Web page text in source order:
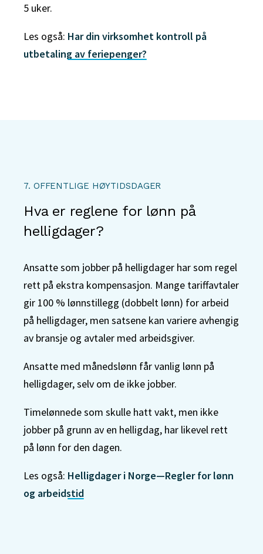
5 uker.
Les også: Har din virksomhet kontroll på
utbetaling av feriepenger?
7. OFFENTLIGE HØYTIDSDAGER
Hva er reglene for lønn på
helligdager?
Ansatte som jobber på helligdager har som regel
rett på ekstra kompensasjon. Mange tariffavtaler
gir 100 % lønnstillegg (dobbelt lønn) for arbeid
på helligdager, men satsene kan variere avhengig
av bransje og avtaler med arbeidsgiver.
Ansatte med månedslønn får vanlig lønn på
helligdager, selv om de ikke jobber.
Timelønnede som skulle hatt vakt, men ikke
jobber på grunn av en helligdag, har likevel rett
på lønn for den dagen.
Les også: Helligdager i Norge—Regler for lønn
og arbeidstid